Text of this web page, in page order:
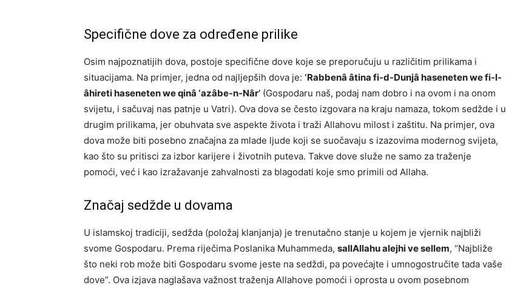
Specifične dove za određene prilike
Osim najpoznatijih dova, postoje specifične dove koje se preporučuju u različitim prilikama i
situacijama. Na primjer, jedna od najljepših dova je: ‘Rabbenâ âtina fi-d-Dunjâ haseneten we fi-l-
âhireti haseneten we qinâ ‘azâbe-n-Nâr’ (Gospodaru naš, podaj nam dobro i na ovom i na onom
svijetu, i sačuvaj nas patnje u Vatri). Ova dova se često izgovara na kraju namaza, tokom sedžde i u
drugim prilikama, jer obuhvata sve aspekte života i traži Allahovu milost i zaštitu. Na primjer, ova
dova može biti posebno značajna za mlade ljude koji se suočavaju s izazovima modernog svijeta,
kao što su pritisci za izbor karijere i životnih puteva. Takve dove služe ne samo za traženje
pomoći, već i kao izražavanje zahvalnosti za blagodati koje smo primili od Allaha.
Značaj sedžde u dovama
U islamskoj tradiciji, sedžda (položaj klanjanja) je trenutačno stanje u kojem je vjernik najbliži
svome Gospodaru. Prema riječima Poslanika Muhammeda, sallAllahu alejhi ve sellem, “Najbliže
što neki rob može biti Gospodaru svome jeste na sedždi, pa povećajte i umnogostručite tada vaše
dove”. Ova izjava naglašava važnost traženja Allahove pomoći i oprosta u ovom posebnom